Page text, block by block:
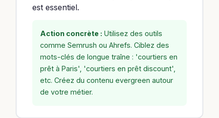
est essentiel.
Action concrète : Utilisez des outils
comme Semrush ou Ahrefs. Ciblez des
mots-clés de longue traîne : 'courtiers en
prêt à Paris', 'courtiers en prêt discount',
etc. Créez du contenu evergreen autour
de votre métier.